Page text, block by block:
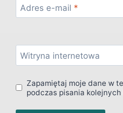
Adres e-mail *
Witryna internetowa
Zapamiętaj moje dane w
podczas pisania kolejnych